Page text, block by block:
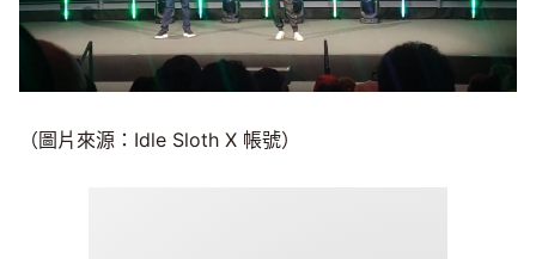
（圖片來源：Idle Sloth X 帳號）